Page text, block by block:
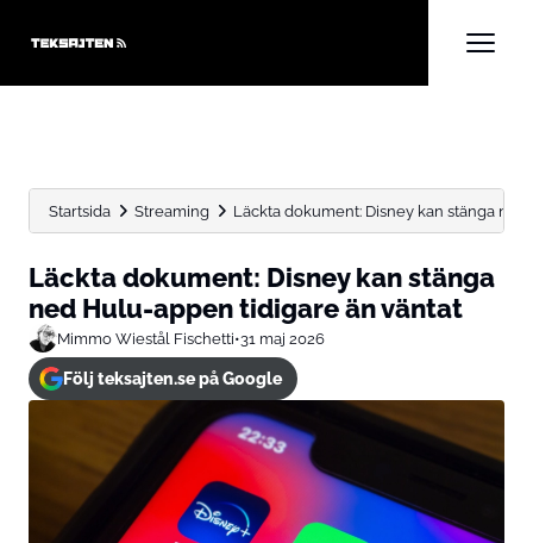
Startsida Streaming Läckta dokument: Disney kan stänga
Läckta dokument: Disney kan stänga
ned Hulu-appen tidigare än väntat
Mimmo Wiestål Fischetti•31 maj 2026
Följ teksajten.se på Google